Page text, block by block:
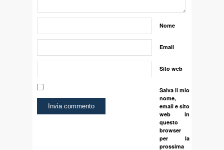
Nome
Email
Sito web
Salva il mio
nome,
email e sito
web in
questo
browser
per la
prossima